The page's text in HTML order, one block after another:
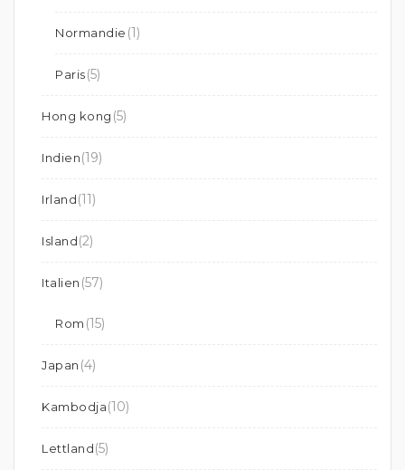
Normandie (1)
Paris(5)
Hong kong (5)
Indien(19)
Irland(11)
Island(2)
Italien (57)
Rom (15)
Japan (4)
Kambodja(10)
Lettland(5)